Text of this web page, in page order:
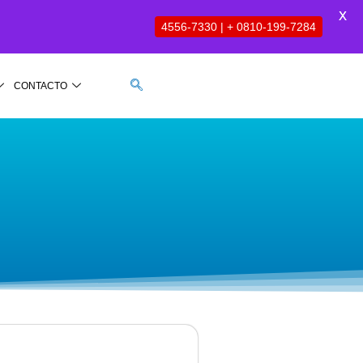
CONTACTO
4556-7330 | + 0810-199-7284
X